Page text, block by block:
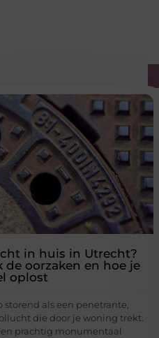
in huis in Utrecht?
de oorzaken en hoe je
oplost
storend als een penetrante,
die door je woning trekt.
prachtig monumentaal